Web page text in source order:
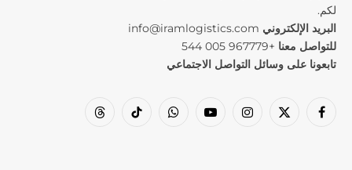
لكم.
البريد الإلكتروني
للتواصل معنا +967779 005 544
تابعونا على وسائل التواصل الاجتماعي
فيسبوكX
الانستغراميوتيوب واتساب تيكتوك الخيوط